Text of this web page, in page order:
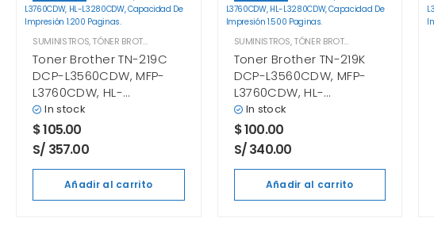
SUMINISTROS,TÓNER BROTHER
Toner Brother TN-219C
DCP-L3560CDW, MFP-
L3760CDW, HL-
L3280CDW Cyan
In stock
$105.00
S/ 357.00
Añadir al carrito
SUMINISTROS,TÓNER BROTHER
Toner Brother TN-219K
DCP-L3560CDW, MFP-
L3760CDW, HL-
L3280CDW Negro
In stock
$100.00
S/ 340.00
Añadir al carrito